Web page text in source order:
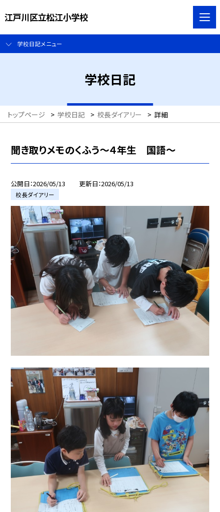
江戸川区立松江小学校
学校日記メニュー
学校日記
トップページ > 学校日記 > 校長ダイアリー > 詳細
聞き取りメモのくふう～４年生 国語～
公開日 2026/05/13 更新日 2026/05/13
校長ダイアリー